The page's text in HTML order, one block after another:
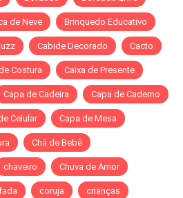
de Neve Brinquedo Educativo
Cabide Decorado Cacto
Costura Caixa de Presente
Capa de Cadeira Capa de Caderno
Celular Capa de Mesa
Chá de Bebê
chaveiro Chuva de Amor
coruja crianças